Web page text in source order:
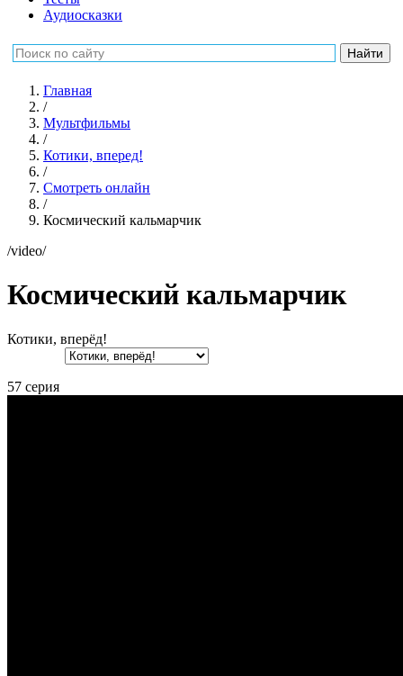
Аудиосказки
Главная
/
Мультфильмы
/
Котики, вперед!
/
Смотреть онлайн
/
Космический кальмарчик
/video/
Космический кальмарчик
Котики, вперёд!
57 серия